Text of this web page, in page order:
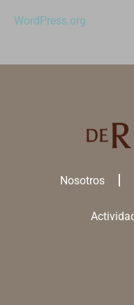
WordPress.org
Nosotros